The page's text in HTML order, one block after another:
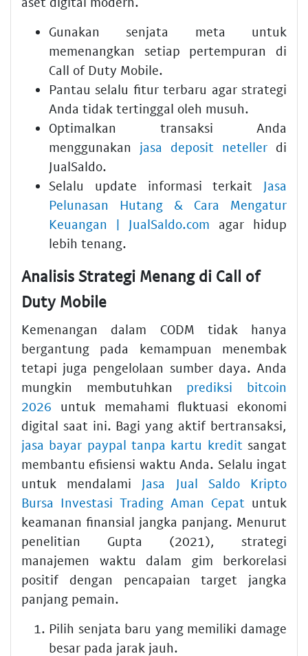
Gunakan senjata meta untuk
memenangkan setiap pertempuran di
Call of Duty Mobile.
Pantau selalu fitur terbaru agar strategi
Anda tidak tertinggal oleh musuh.
Optimalkan transaksi Anda
menggunakan jasa deposit neteller di
JualSaldo.
Selalu update informasi terkait Jasa
Pelunasan Hutang & Cara Mengatur
Keuangan | JualSaldo.com agar hidup
lebih tenang.
Analisis Strategi Menang di Call of
Duty Mobile
Kemenangan dalam CODM tidak hanya
bergantung pada kemampuan menembak
tetapi juga pengelolaan sumber daya. Anda
mungkin membutuhkan prediksi bitcoin
2026 untuk memahami fluktuasi ekonomi
digital saat ini. Bagi yang aktif bertransaksi,
jasa bayar paypal tanpa kartu kredit sangat
membantu efisiensi waktu Anda. Selalu ingat
untuk mendalami Jasa Jual Saldo Kripto
Bursa Investasi Trading Aman Cepat untuk
keamanan finansial jangka panjang. Menurut
penelitian Gupta (2021), strategi
manajemen waktu dalam gim berkorelasi
positif dengan pencapaian target jangka
panjang pemain.
Pilih senjata baru yang memiliki damage
besar pada jarak jauh.